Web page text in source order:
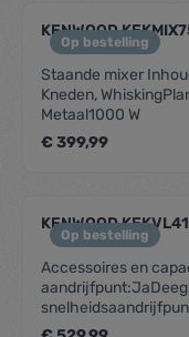
Op bestelling
KENWOOD
Staande mixer
Kneden,
Metaal1000 W
€ 399,99
Op bestelling
KENWOOD
Accessoires en